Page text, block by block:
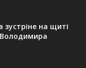
на щиті
Володимира